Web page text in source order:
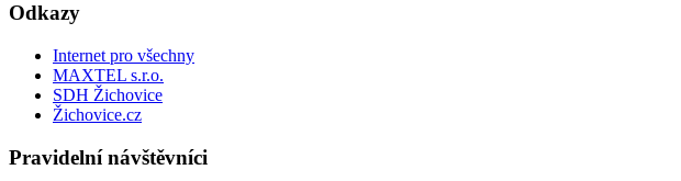
Odkazy
Internet pro všechny
MAXTEL s.r.o.
SDH Žichovice
Žichovice.cz
Pravidelní návštěvníci